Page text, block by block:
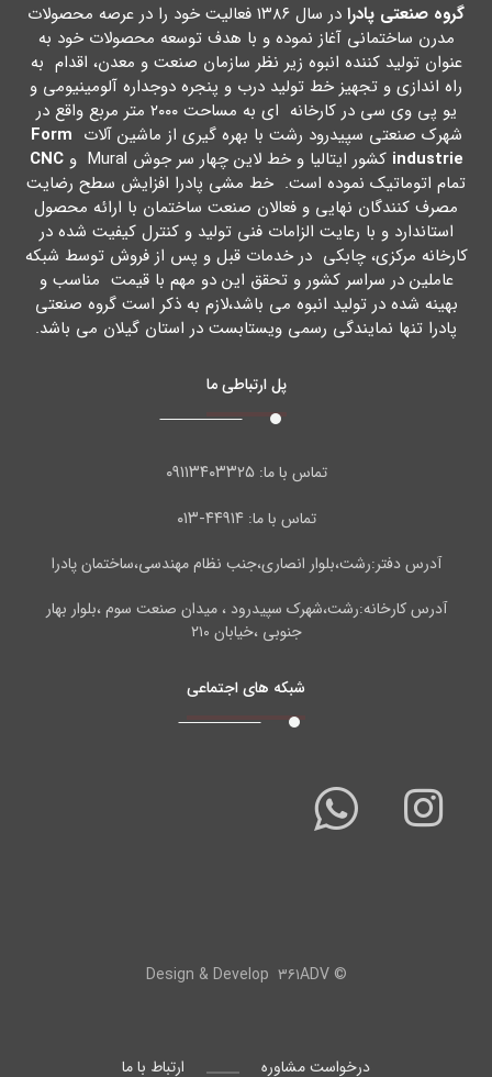
گروه صنعتی پادرا
در سال ۱۳۸۶ فعالیت خود را در عرصه محصولات
مدرن ساختمانی آغاز نموده و با هدف توسعه محصولات خود به
عنوان تولید کننده انبوه زیر نظر سازمان صنعت و معدن، اقدام به
راه اندازي و تجهیز خط تولید درب و پنجره دوجداره آلومینیومی و
یو پی وي سی در کارخانه اي به مساحت ۲۰۰۰ متر مربع واقع در
شهرك صنعتی سپیدرود رشت با بهره گیري از ماشین آلات Form
industrie کشور ایتالیا و خط لاین چهار سر جوش Mural و
CNC
تمام اتوماتیک نموده است. خط مشی پادرا افزایش سطح رضایت
مصرف کنندگان نهایی و فعالان صنعت ساختمان با ارائه محصول
استاندارد و با رعایت الزامات فنی تولید و کنترل کیفیت شده در
کارخانه مرکزي، چابکی در خدمات قبل و پس از فروش توسط شبکه
عاملین در سراسر کشور و تحقق این دو مهم با قیمت مناسب و
بهینه شده در تولید انبوه می باشد،لازم به ذکر است گروه صنعتی
پادرا تنها نمایندگی رسمی ویستابست در استان گیلان می باشد.
پل ارتباطی ما
تماس با ما:۰۹۱۱۳۴۰۳۳۲۵
تماس با ما: ۴۴۹۱۴-۰۱۳
آدرس دفتر:رشت،بلوار انصاری،جنب نظام مهندسی،ساختمان پادرا
آدرس کارخانه:رشت،شهرک سپیدرود ، میدان صنعت سوم ،بلوار بهار
جنوبی ،خیابان ۲۱۰
شبکه های اجتماعی
© Design & Develop۳۶۱ADV
ارتباط با ما درخواست مشاوره